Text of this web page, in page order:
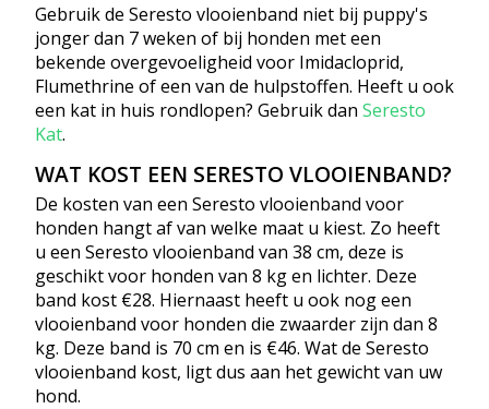
Gebruik de Seresto vlooienband niet bij puppy's
jonger dan 7 weken of bij honden met een
bekende overgevoeligheid voor Imidacloprid,
Flumethrine of een van de hulpstoffen. Heeft u ook
een kat in huis rondlopen? Gebruik dan Seresto
Kat.
WAT KOST EEN SERESTO VLOOIENBAND?
De kosten van een Seresto vlooienband voor
honden hangt af van welke maat u kiest. Zo heeft
u een Seresto vlooienband van 38 cm, deze is
geschikt voor honden van 8 kg en lichter. Deze
band kost €28. Hiernaast heeft u ook nog een
vlooienband voor honden die zwaarder zijn dan 8
kg. Deze band is 70 cm en is €46. Wat de Seresto
vlooienband kost, ligt dus aan het gewicht van uw
hond.